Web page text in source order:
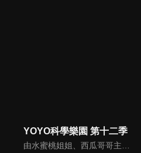
YOYO科學樂園 第十二季